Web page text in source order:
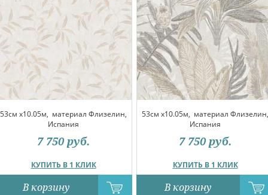
53см x10.05м, материал Флизелин,
Испания
КУПИТЬ В 1 КЛИК
7 750 руб.
В корзину
53см x10.05м, материал Флизелин,
Испания
КУПИТЬ В 1 КЛИК
7 750 руб.
В корзину